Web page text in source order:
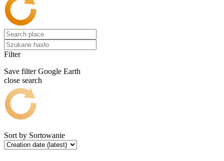
Filter
Save filter Google Earth
close search
Sort by Sortowanie